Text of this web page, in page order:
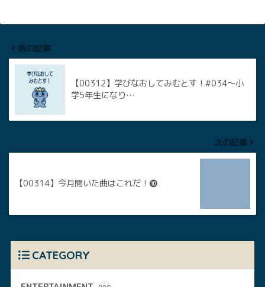
前の記事
【00312】学びなおしてみむとす！#034～小
学5年生になり…
次の記事
【00314】今月聞いた曲はこれだ！❿
CATEGORY